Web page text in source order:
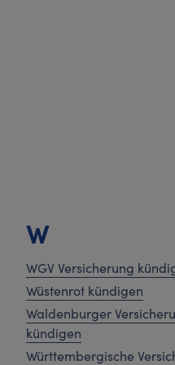
W
WGV Versicherung
Wüstenrot kündigen
Waldenburger
kündigen
Württembergische